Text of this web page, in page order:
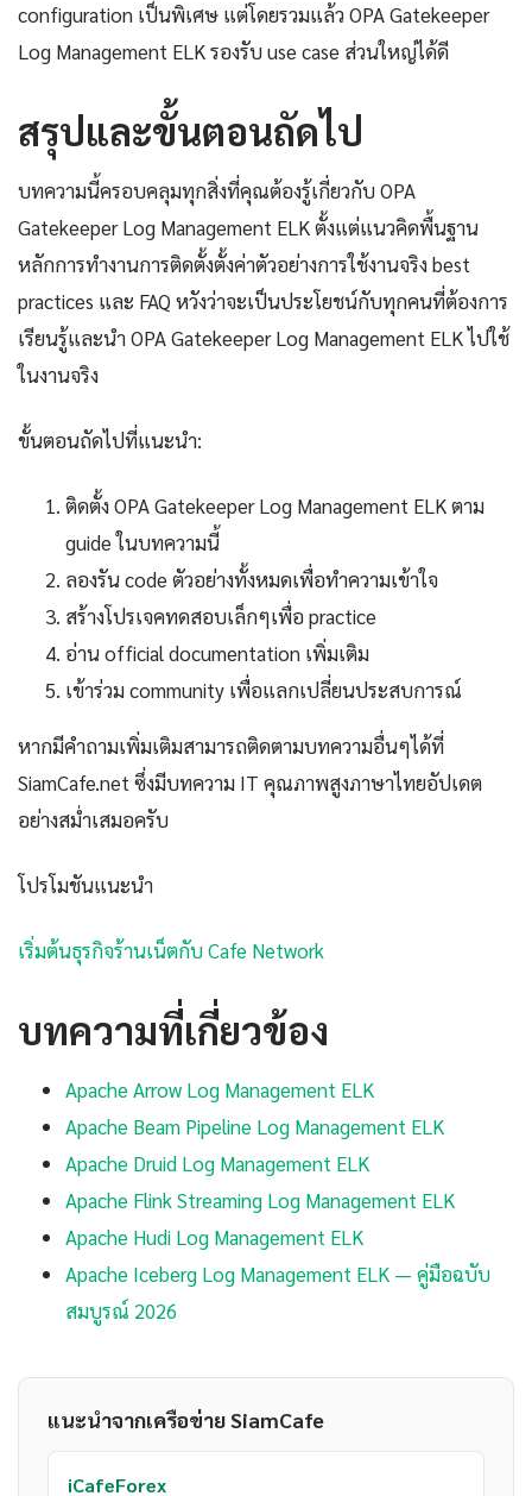
configuration เป็นพิเศษ แต่โดยรวมแล้ว OPA Gatekeeper
Log Management ELK รองรับ use case ส่วนใหญ่ได้ดี
สรุปและขั้นตอนถัดไป
บทความนี้ครอบคลุมทุกสิ่งที่คุณต้องรู้เกี่ยวกับ OPA
Gatekeeper Log Management ELK ตั้งแต่แนวคิดพื้นฐาน
หลักการทำงานการติดตั้งตั้งค่าตัวอย่างการใช้งานจริง best
practices และ FAQ หวังว่าจะเป็นประโยชน์กับทุกคนที่ต้องการ
เรียนรู้และนำ OPA Gatekeeper Log Management ELK ไปใช้
ในงานจริง
ขั้นตอนถัดไปที่แนะนำ:
ติดตั้ง OPA Gatekeeper Log Management ELK ตาม
guide ในบทความนี้
ลองรัน code ตัวอย่างทั้งหมดเพื่อทำความเข้าใจ
สร้างโปรเจคทดสอบเล็กๆเพื่อ practice
อ่าน official documentation เพิ่มเติม
เข้าร่วม community เพื่อแลกเปลี่ยนประสบการณ์
หากมีคำถามเพิ่มเติมสามารถติดตามบทความอื่นๆได้ที่
SiamCafe.net ซึ่งมีบทความ IT คุณภาพสูงภาษาไทยอัปเดต
อย่างสม่ำเสมอครับ
โปรโมชันแนะนำ
เริ่มต้นธุรกิจร้านเน็ตกับ Cafe Network
บทความที่เกี่ยวข้อง
Apache Arrow Log Management ELK
Apache Beam Pipeline Log Management ELK
Apache Druid Log Management ELK
Apache Flink Streaming Log Management ELK
Apache Hudi Log Management ELK
Apache Iceberg Log Management ELK — คู่มือฉบับ
สมบูรณ์ 2026
แนะนำจากเครือข่าย SiamCafe
iCafeForex